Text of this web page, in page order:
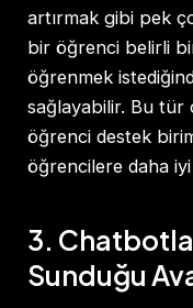
artırmak gibi pek
bir öğrenci belirli
öğrenmek
sağlayabilir. Bu tür
öğrenci destek
öğrencilere daha
3.
Sunduğu